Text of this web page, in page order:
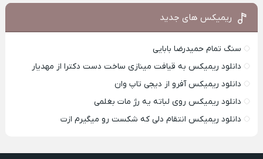
ریمیکس های جدید
سنگ تمام حمیدرضا بابایی
دانلود ریمیکس به قیافت مینازی ساخت دست دکترا از مهدیار
دانلود ریمیکس آفرو از ديجی تاپ وان
دانلود ریمیکس روی لباته یه رژ مات بغلمی
دانلود ریمیکس انتقام دلی که شکست رو میگیرم ازت